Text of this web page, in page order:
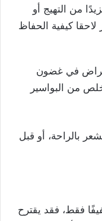
من التهيج أو
كيفية الحفاظ
في غضون
من البواسير
بالراحة، أو قبل
فقط، فقد يقترح